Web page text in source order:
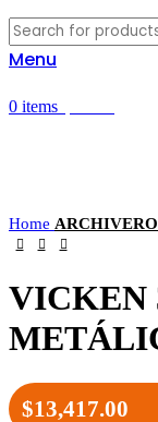
Menu
0 items
Home
VICKEN
$13,417.00